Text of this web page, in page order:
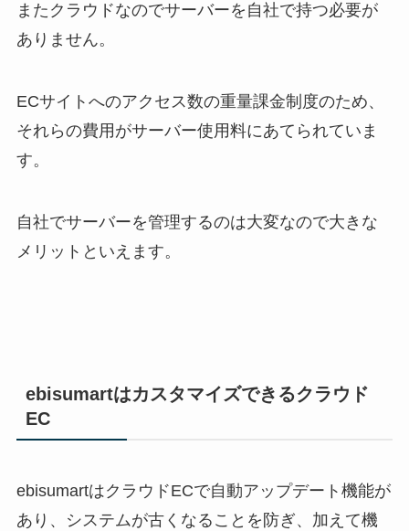
またクラウドなのでサーバーを自社で持つ必要が
ありません。
ECサイトへのアクセス数の重量課金制度のため、
それらの費用がサーバー使用料にあてられていま
す。
自社でサーバーを管理するのは大変なので大きな
メリットといえます。
ebisumartはカスタマイズできるクラウド
EC
ebisumartはクラウドECで自動アップデート機能が
あり、システムが古くなることを防ぎ、加えて機